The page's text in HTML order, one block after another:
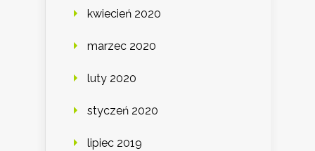
kwiecień 2020
marzec 2020
luty 2020
styczeń 2020
lipiec 2019